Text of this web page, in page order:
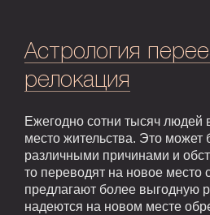
Астрология
релокация
Ежегодно сотни тысяч людей
место жительства. Это может
различными причинами и
то переводят на новое место
предлагают более выгодную
надеются на новом месте